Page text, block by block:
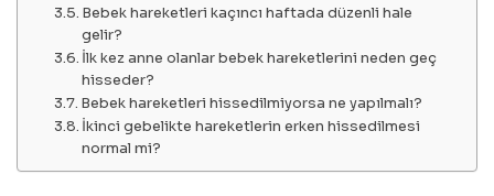
Bebek hareketleri kaçıncı haftada düzenli hale
gelir?
İlk kez anne olanlar bebek hareketlerini neden geç
hisseder?
Bebek hareketleri hissedilmiyorsa ne yapılmalı?
İkinci gebelikte hareketlerin erken hissedilmesi
normal mi?